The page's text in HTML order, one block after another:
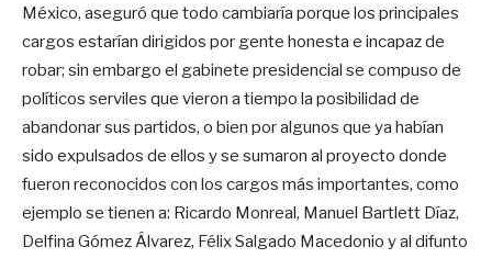
México, aseguró que todo cambiaría porque los principales
cargos estarían dirigidos por gente honesta e incapaz de
robar; sin embargo el gabinete presidencial se compuso de
políticos serviles que vieron a tiempo la posibilidad de
abandonar sus partidos, o bien por algunos que ya habían
sido expulsados de ellos y se sumaron al proyecto donde
fueron reconocidos con los cargos más importantes, como
ejemplo se tienen a: Ricardo Monreal, Manuel Bartlett Díaz,
Delfina Gómez Álvarez, Félix Salgado Macedonio y al difunto